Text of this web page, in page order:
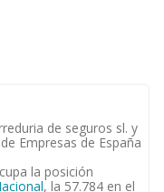
de seguros sl. y
Empresas de España
la posición
, la 57.784 en el